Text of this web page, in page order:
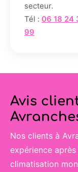
secteur.
Tél : 06 18 24
99
Avis
Nos clients à
expérience après
climatisation